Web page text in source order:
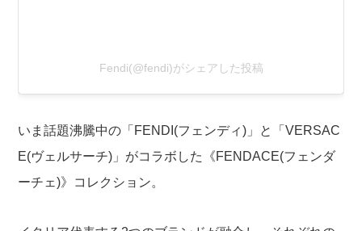
Fendi(@fendi)がシェアした投稿
いま話題沸騰中の「FENDI(フェンディ)」と「VERSAC
E(ヴェルサーチ)」がコラボした《FENDACE(フェンダ
ーチェ)》コレクション。